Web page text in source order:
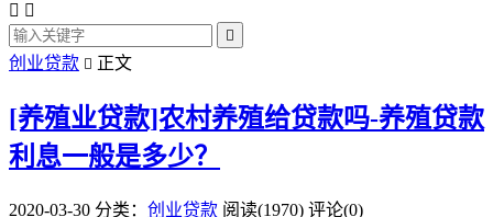
 

创业贷款  正文
[养殖业贷款]农村养殖给贷款吗-养殖贷款
利息一般是多少？
2020-03-30 分类： 创业贷款 阅读(1970) 评论(0)